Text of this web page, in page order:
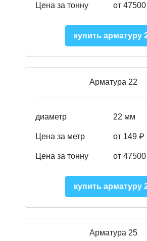
Цена за тонну от
купить арматуру
Арматура 22
диаметр 22 мм
Цена за метр от 149 ₽
Цена за тонну от
купить арматуру
Арматура 25